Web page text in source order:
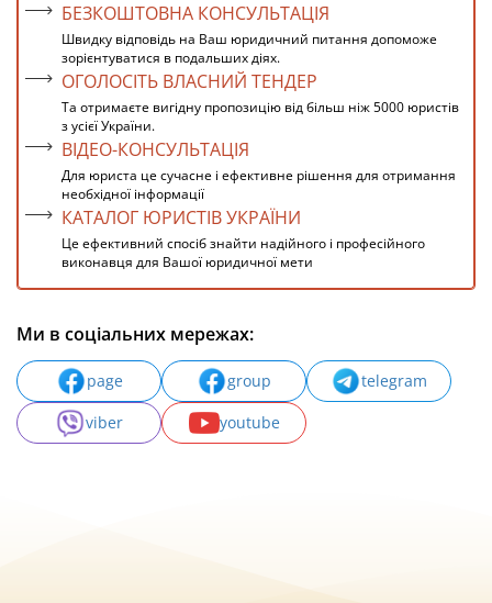
БЕЗКОШТОВНА КОНСУЛЬТАЦІЯ
Швидку відповідь на Ваш юридичний питання допоможе
зорієнтуватися в подальших діях.
ОГОЛОСІТЬ ВЛАСНИЙ ТЕНДЕР
Та отримаєте вигідну пропозицію від більш ніж 5000 юристів
з усієї України.
ВІДЕО-КОНСУЛЬТАЦІЯ
Для юриста це сучасне і ефективне рішення для отримання
необхідної інформації
КАТАЛОГ ЮРИСТІВ УКРАЇНИ
Це ефективний спосіб знайти надійного і професійного
виконавця для Вашої юридичної мети
Ми в соціальних мережах:
page group
telegram
viber
youtube